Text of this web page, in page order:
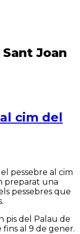
Joan
cim del
pessebre al cim
preparat una
pessebres que
pis del Palau de
fins al 9 de gener.